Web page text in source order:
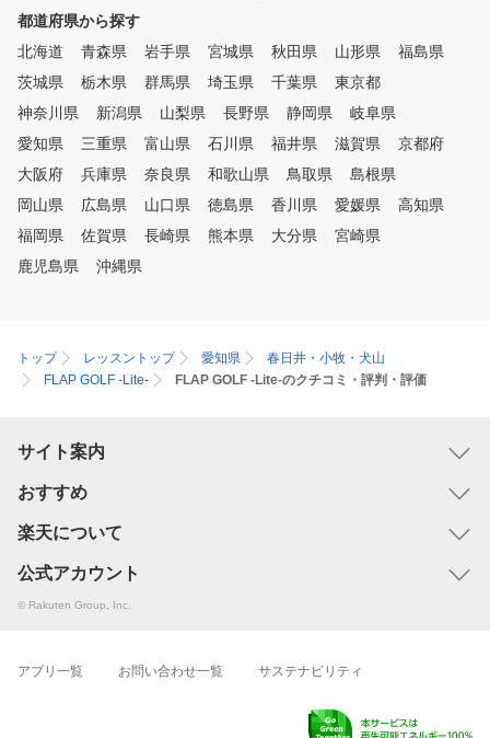
都道府県から探す
北海道
青森県 岩手県 宮城県 秋田県 山形県
福島県
茨城県
栃木県 群馬県 埼玉県 千葉県
東京都
神奈川県
新潟県 山梨県 長野県 静岡県
岐阜県
愛知県
三重県 富山県 石川県 福井県 滋賀県
京都府
大阪府
兵庫県 奈良県 和歌山県 鳥取県
島根県
岡山県
広島県 山口県 徳島県 香川県 愛媛県
高知県
福岡県
佐賀県 長崎県 熊本県 大分県
宮崎県
鹿児島県
沖縄県
トップ レッスントップ 愛知県
春日井・小牧・犬山
FLAP GOLF -Lite-
FLAP GOLF -Lite-のクチコミ・評判・評価
サイト案内
おすすめ
楽天について
公式アカウント
© Rakuten Group, Inc.
アプリ一覧 お問い合わせ一覧 サステナビリティ